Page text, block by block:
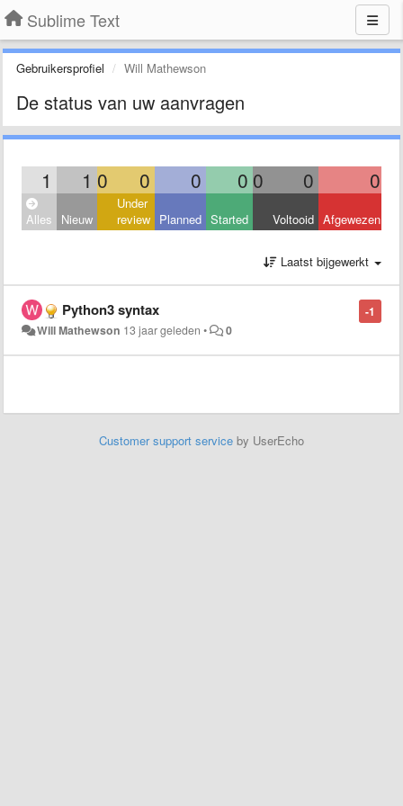
Sublime Text
Gebruikersprofiel Will Mathewson
De status van uw aanvragen
1 1 0 0 0 0 0 0 0
Alles Nieuw
Under
review Planned Started Voltooid Afgewezen
Laatst bijgewerkt
-1
Python3 syntax
Will Mathewson 13 jaar geleden • 0
Customer support service by UserEcho